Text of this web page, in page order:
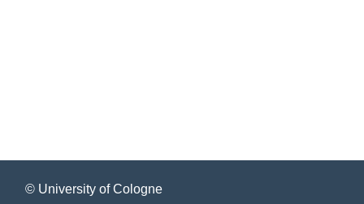
© University of Cologne